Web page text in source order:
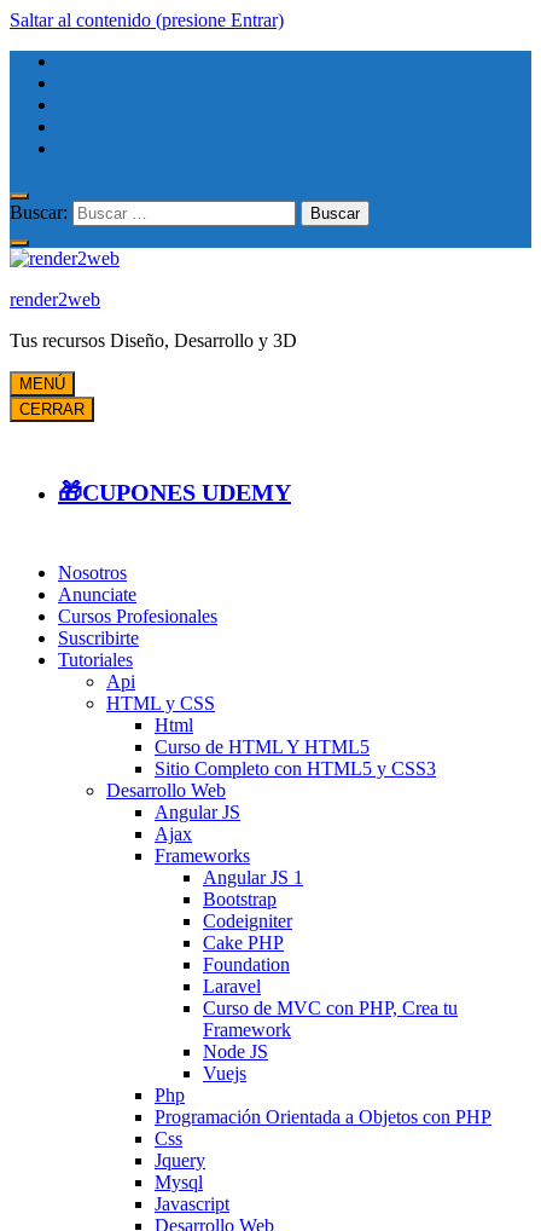
Saltar al contenido (presione Entrar)
Buscar:
render2web
Tus recursos Diseño, Desarrollo y 3D
MENÚ
CERRAR
🎁CUPONES UDEMY
Nosotros
Anunciate
Cursos Profesionales
Suscribirte
Tutoriales
Api
HTML y CSS
Html
Curso de HTML Y HTML5
Sitio Completo con HTML5 y CSS3
Desarrollo Web
Angular JS
Ajax
Frameworks
Angular JS 1
Bootstrap
Codeigniter
Cake PHP
Foundation
Laravel
Curso de MVC con PHP, Crea tu
Framework
Node JS
Vuejs
Php
Programación Orientada a Objetos con PHP
Css
Jquery
Mysql
Javascript
Desarrollo Web